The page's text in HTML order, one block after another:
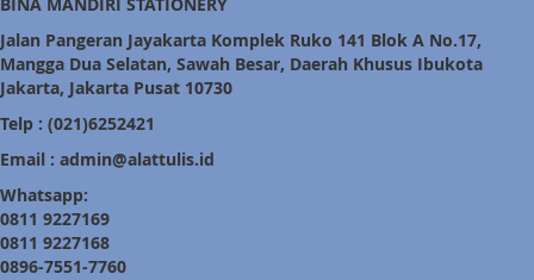
Jalan Pangeran Jayakarta Komplek Ruko 141 Blok A No.17,
Mangga Dua Selatan, Sawah Besar, Daerah Khusus Ibukota
Jakarta, Jakarta Pusat 10730
Telp : (021)6252421
Email : admin@alattulis.id
Whatsapp:
0811 9227169
0811 9227168
0896-7551-7760